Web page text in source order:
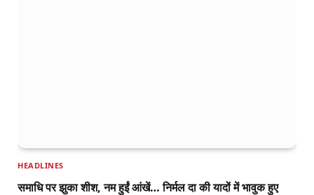
HEADLINES
समाधि पर झुका शीश, नम हुईं आंखें… निर्मल दा की यादों में भावुक हुए